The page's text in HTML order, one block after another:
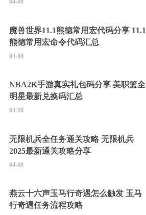
04-08
魔兽世界11.1熊德常用宏代码分享 11.1
熊德常用宏命令代码汇总
04-08
NBA2K手游真实礼包码分享 美职篮全
明星最新兑换码汇总
04-08
无限机兵全任务通关攻略 无限机兵
2025最新通关攻略分享
04-08
燕云十六声玉马行奇遇怎么触发 玉马
行奇遇任务流程攻略